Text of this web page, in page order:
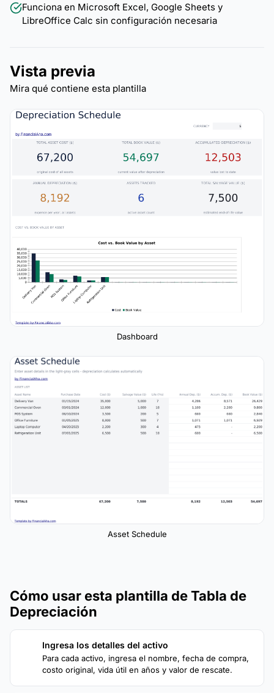
Funciona en Microsoft Excel, Google Sheets y
LibreOffice Calc sin configuración necesaria
Vista previa
Mira qué contiene esta plantilla
Dashboard
Asset Schedule
Cómo usar esta plantilla de Tabla de
Depreciación
Ingresa los detalles del activo
Para cada activo, ingresa el nombre, fecha de compra,
costo original, vida útil en años y valor de rescate.